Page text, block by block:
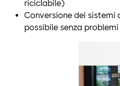
riciclabile)
Conversione dei sistemi
possibile senza problemi